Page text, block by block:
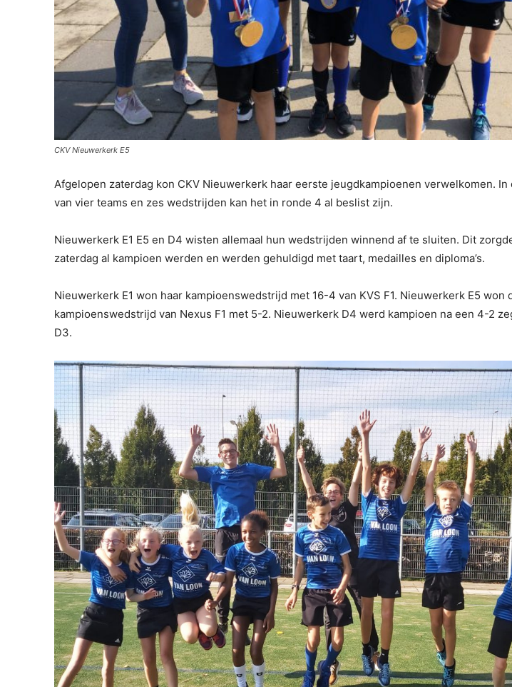
CKV Nieuwerkerk E5
Afgelopen zaterdag kon CKV Nieuwerkerk haar eerste jeugdkampioenen verwelkomen. In
van vier teams en zes wedstrijden kan het in ronde 4 al beslist zijn.
Nieuwerkerk E1 E5 en D4 wisten allemaal hun wedstrijden winnend af te sluiten. Dit
zaterdag al kampioen werden en werden gehuldigd met taart, medailles en diploma’s.
Nieuwerkerk E1 won haar kampioenswedstrijd met 16-4 van KVS F1. Nieuwerkerk E5 won
kampioenswedstrijd van Nexus F1 met 5-2. Nieuwerkerk D4 werd kampioen na een 4-2
D3.